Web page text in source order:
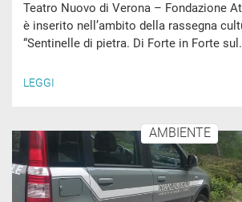
Teatro Nuovo di Verona – Fondazione
è inserito nell’ambito della rassegna
“Sentinelle di pietra. Di Forte in Forte
LEGGI
AMBIENTE